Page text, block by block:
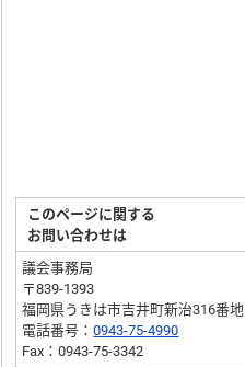
このページに関する
お問い合わせは
議会事務局
〒839-1393
福岡県うきは市吉井町新治316番地
電話番号：0943-75-4990
Fax：0943-75-3342